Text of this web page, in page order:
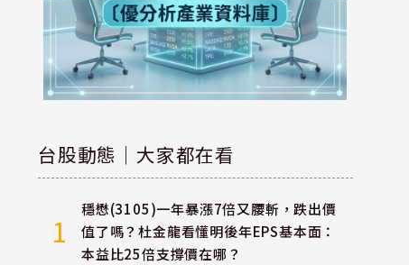
台股動態｜大家都在看
1
穩懋(3105)一年暴漲7倍又腰斬，跌出價
值了嗎？杜金龍看懂明後年EPS基本面：
本益比25倍支撐價在哪？